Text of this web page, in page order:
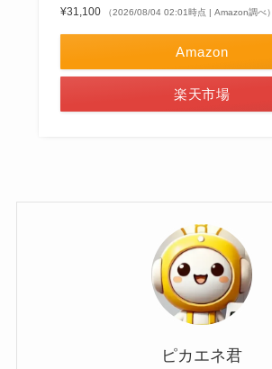
¥31,100
（2026/08/04 02:01時点 | Amazon調べ）
Amazon
楽天市場
ピカエネ君